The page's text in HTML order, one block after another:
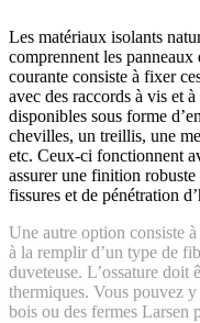
Les matériaux isolants
comprennent les
courante consiste à fixer
avec des raccords à vis et
disponibles sous forme
chevilles, un treillis, une
etc. Ceux-ci fonctionnent
assurer une finition robuste
fissures et de pénétration
Une autre option consiste
à la remplir d’un type de
duveteuse. L’ossature doit
thermiques. Vous pouvez
bois ou des fermes Larsen